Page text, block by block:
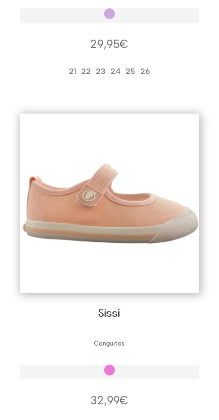
29,95€
21 22 23 24 25 26
Sissi
Conguitos
32,99€